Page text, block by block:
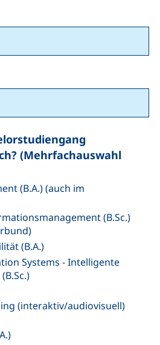
(Mehrfachauswahl
(B.A.) (auch im
(B.Sc.)
(B.A.)
Systems - Intelligente
(interaktiv/audiovisuell)